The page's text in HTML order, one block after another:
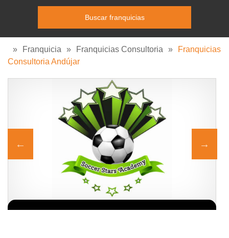
» Franquicia » Franquicias Consultoria »
Franquicias
Consultoria Andújar